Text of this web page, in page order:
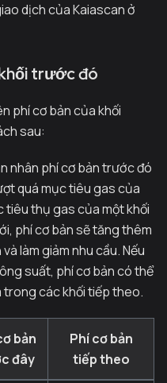
dịch của Kaiascan ở
trước đó
phí cơ bản của khối
sau:
nhân phí cơ bản trước đó
quá mục tiêu gas của
tiêu thụ gas của một khối
phí cơ bản sẽ tăng thêm
làm giảm nhu cầu. Nếu
suất, phí cơ bản có thể
trong các khối tiếp theo.
bản
đây
Phí cơ bản
tiếp theo